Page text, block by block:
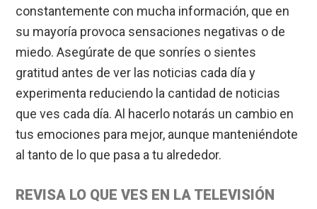
constantemente con mucha información, que en
su mayoría provoca sensaciones negativas o de
miedo. Asegúrate de que sonríes o sientes
gratitud antes de ver las noticias cada día y
experimenta reduciendo la cantidad de noticias
que ves cada día. Al hacerlo notarás un cambio en
tus emociones para mejor, aunque manteniéndote
al tanto de lo que pasa a tu alrededor.
REVISA LO QUE VES EN LA TELEVISIÓN